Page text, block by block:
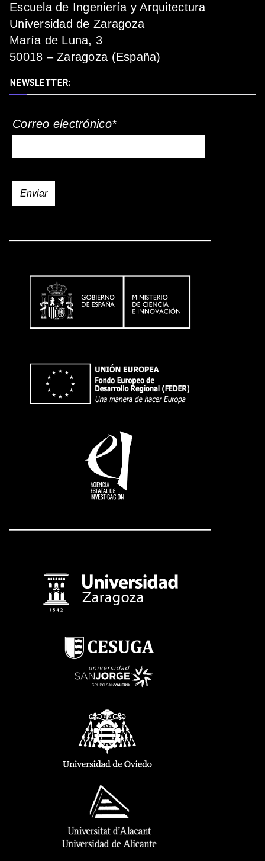
Escuela de Ingeniería y Arquitectura
Universidad de Zaragoza
María de Luna, 3
50018 – Zaragoza (España)
NEWSLETTER:
Correo electrónico*